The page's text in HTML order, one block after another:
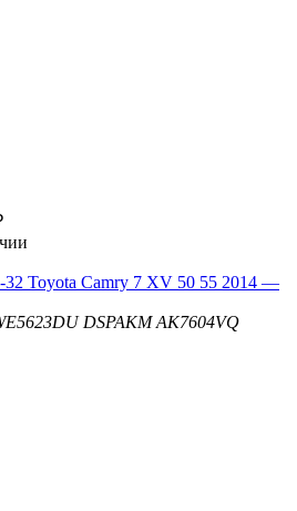
32 Toyota Camry 7 XV 50 55 2014 —
DSPAKM AK7604VQ